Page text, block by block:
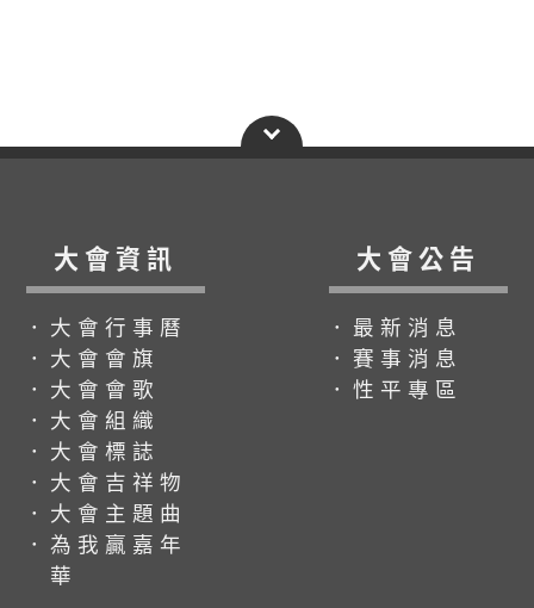
大會資訊
．大會行事曆
．大會會旗
．大會會歌
．大會組織
．大會標誌
．大會吉祥物
．大會主題曲
．為我贏嘉年
華
大會公告
．最新消息
．賽事消息
．性平專區